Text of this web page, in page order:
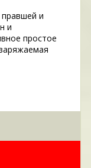
и
и
простое